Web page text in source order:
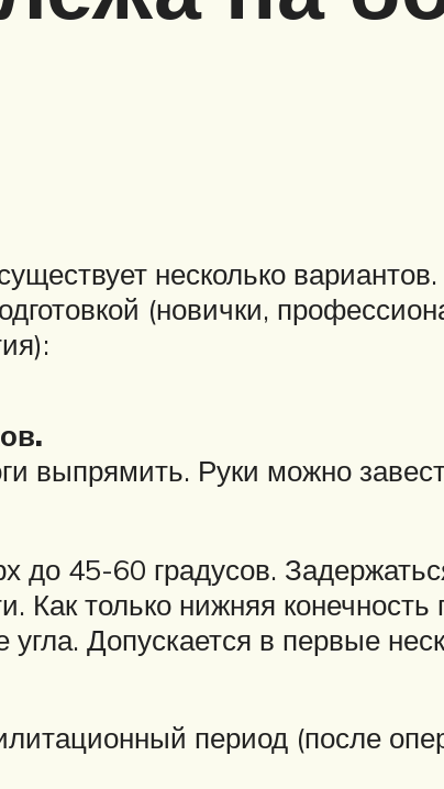
несколько
(новички,
выпрямить. Руки можно
до 45-60 градусов.
Как только нижняя
Допускается в первые
период (после